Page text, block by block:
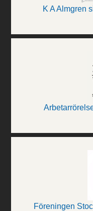
K A Almgren
Föreningen